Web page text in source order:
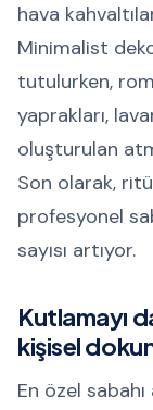
hava
Minimalist
tutulurken,
yaprakları,
oluşturulan
Son olarak,
profesyonel
sayısı artıyor.
Kutlamayı
kişisel
En özel